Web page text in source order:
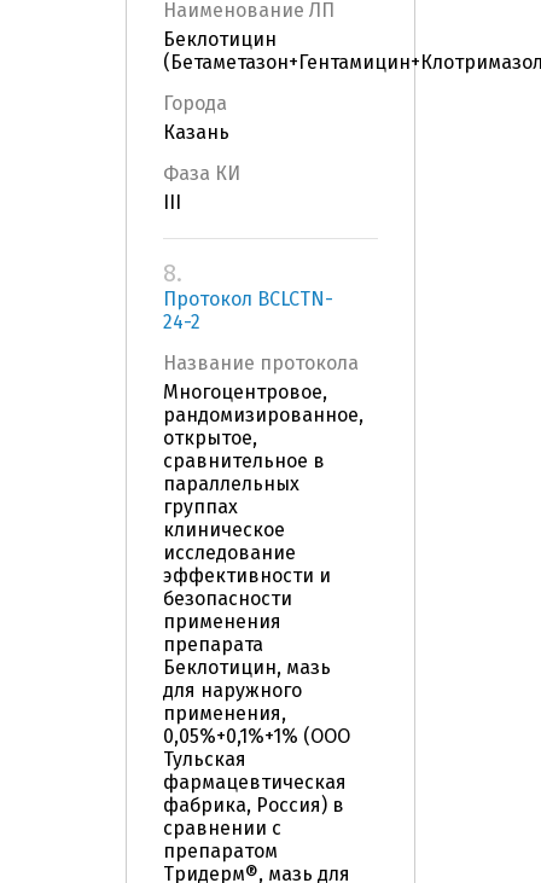
Наименование ЛП
Беклотицин
Города
Казань
Фаза КИ
8.
Протокол BCLCTN-
24-2
Название протокола
Многоцентровое,
рандомизированное,
открытое,
сравнительное в
параллельных
группах
клиническое
исследование
эффективности и
безопасности
применения
препарата
Беклотицин, мазь
для наружного
применения,
0,05%+0,1%+1% (ООО
Тульская
фармацевтическая
фабрика, Россия) в
сравнении с
препаратом
Тридерм®, мазь для